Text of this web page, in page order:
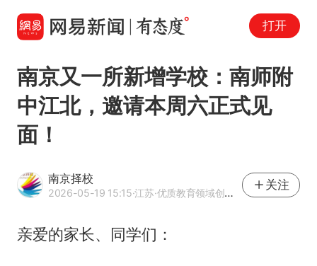
打开
南京又一所新增学校：南师附
中江北，邀请本周六正式见
面！
南京择校
2026-05-19 15:15·江苏·优质教育领域创作者
关注
亲爱的家长、同学们：